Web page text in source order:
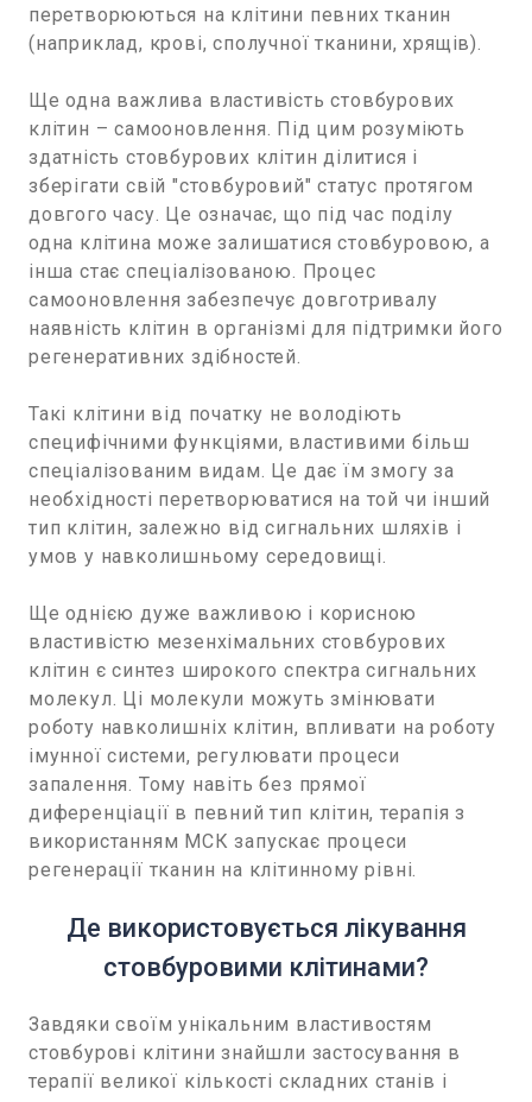
перетворюються на клітини певних тканин
(наприклад, крові, сполучної тканини, хрящів).
Ще одна важлива властивість стовбурових
клітин – самооновлення. Під цим розуміють
здатність стовбурових клітин ділитися і
зберігати свій "стовбуровий" статус протягом
довгого часу. Це означає, що під час поділу
одна клітина може залишатися стовбуровою, а
інша стає спеціалізованою. Процес
самооновлення забезпечує довготривалу
наявність клітин в організмі для підтримки його
регенеративних здібностей.
Такі клітини від початку не володіють
специфічними функціями, властивими більш
спеціалізованим видам. Це дає їм змогу за
необхідності перетворюватися на той чи інший
тип клітин, залежно від сигнальних шляхів і
умов у навколишньому середовищі.
Ще однією дуже важливою і корисною
властивістю мезенхімальних стовбурових
клітин є синтез широкого спектра сигнальних
молекул. Ці молекули можуть змінювати
роботу навколишніх клітин, впливати на роботу
імунної системи, регулювати процеси
запалення. Тому навіть без прямої
диференціації в певний тип клітин, терапія з
використанням МСК запускає процеси
регенерації тканин на клітинному рівні.
Де використовується лікування
стовбуровими клітинами?
Завдяки своїм унікальним властивостям
стовбурові клітини знайшли застосування в
терапії великої кількості складних станів і